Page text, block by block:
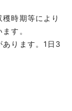
時期等により
す。
あります。1日3